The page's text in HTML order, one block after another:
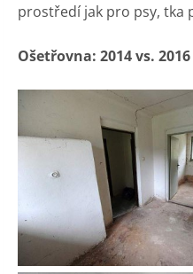
prostředí jak pro psy, tka
Ošetřovna: 2014 vs. 2016